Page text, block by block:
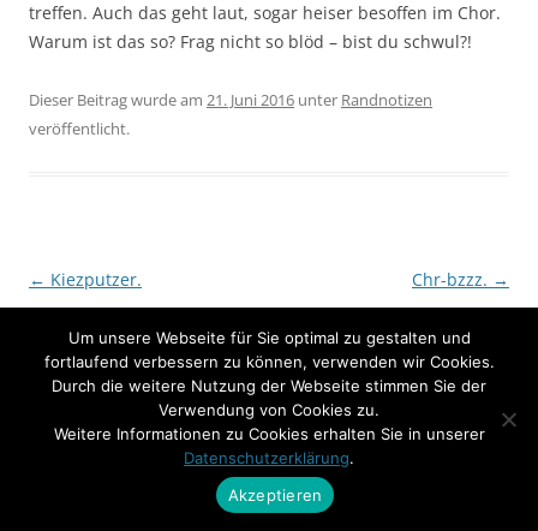
treffen. Auch das geht laut, sogar heiser besoffen im Chor.
Warum ist das so? Frag nicht so blöd – bist du schwul?!
Dieser Beitrag wurde am 21. Juni 2016 unter Randnotizen
veröffentlicht.
Beitrags-
Navigation
← Kiezputzer. Chr-bzzz. →
Um unsere Webseite für Sie optimal zu gestalten und
fortlaufend verbessern zu können, verwenden wir Cookies.
Durch die weitere Nutzung der Webseite stimmen Sie der
Verwendung von Cookies zu.
Weitere Informationen zu Cookies erhalten Sie in unserer
Datenschutzerklärung.
Akzeptieren